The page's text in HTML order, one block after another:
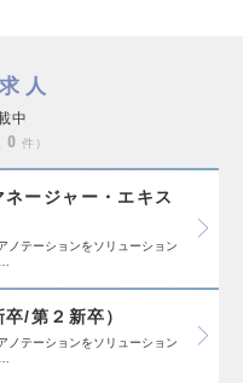
人
中
0 件
ージャー・エキス
ノテーションをソリューション
/第２新卒）
ノテーションをソリューション